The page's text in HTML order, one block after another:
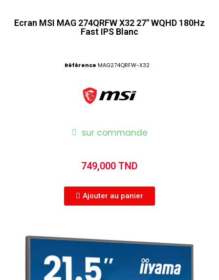
Ecran MSI MAG 274QRFW X32 27" WQHD 180Hz
Fast IPS Blanc
Référence MAG274QRFW-X32
sur commande
749,000 TND
Ajouter au panier